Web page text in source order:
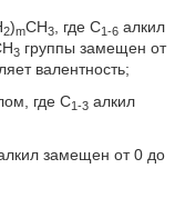
2)mCH3, где C1-6алкил
3группы замещен от
валентность;
где C1-3алкил
замещен от 0 до